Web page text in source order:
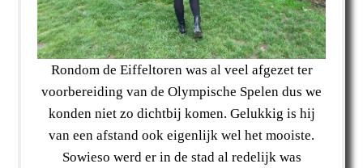
Rondom de Eiffeltoren was al veel afgezet ter
voorbereiding van de Olympische Spelen dus we
konden niet zo dichtbij komen. Gelukkig is hij
van een afstand ook eigenlijk wel het mooiste.
Sowieso werd er in de stad al redelijk was